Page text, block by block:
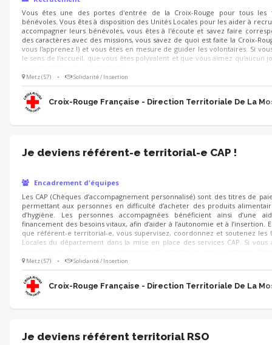
Vous êtes une des portes d'entrée de la Croix-Rouge pour tous les
bénévoles. Vous êtes à disposition des Unités Locales pour les aider à
accompagner leurs bénévoles, vous êtes à l'écoute et savez faire
des caractères avec des missions, vous savez de quoi est faite la Croix-
vous l'apprenez !) et vous êtes en mesure de guider les volontaires. Si
le sens de l'accueil, que vous êtes polyvalent et que vous aimez qu'aucun
Metz (57) • Solidarité / Insertion
Croix-Rouge Française - Direction Territoriale De La
Je deviens référent-e territorial-e CAP !
Encadrement d'équipes
Les CAP (Chèques d’accompagnement personnalisé) sont des titres de
permettant aux personnes en difficulté d’acheter des produits
d’hygiène. Les personnes accompagnées bénéficient ainsi d’une
financement des besoins vitaux, afin d’aider à l’autonomie et à l’insertion.
que référent-e territorial-e, vous supervisez, coordonnez et soutenez les
Locales du département dans la mise en place des services CAP. Si vous
s'entendre !
Metz (57) • Solidarité / Insertion
Croix-Rouge Française - Direction Territoriale De La
Je deviens référent territorial RSO